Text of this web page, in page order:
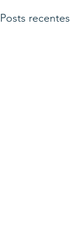
Posts recentes